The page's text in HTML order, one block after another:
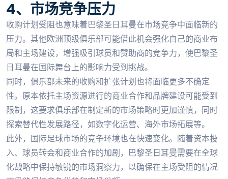
4、市场竞争压力
收购计划受阻也意味着巴黎圣日耳曼在市场竞争中面临新的
压力。其他欧洲顶级俱乐部可能借此机会强化自己的商业布
局和主场建设，增强吸引球员和赞助商的竞争力，使巴黎圣
日耳曼在国际舞台上的影响力受到挑战。
同时，俱乐部未来的收购和扩张计划也将面临更多不确定
性。原本依托主场资源进行的商业合作和品牌建设可能受到
限制，这要求俱乐部在制定新的市场策略时更加谨慎，同时
探索替代性发展路径，如数字化运营、海外市场拓展等。
此外，国际足球市场的竞争环境也在快速变化。随着资本投
入、球员转会和商业合作的加剧，巴黎圣日耳曼需要在全球
化战略中保持敏锐的市场洞察力，以确保在主场受阻的情况